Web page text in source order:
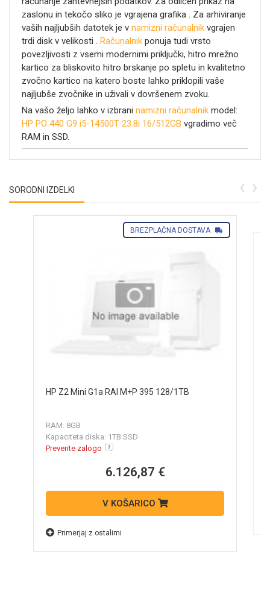
zaslonu in tekočo sliko je vgrajena grafika . Za arhiviranje
vaših najljubših datotek je v namizni računalnik vgrajen
trdi disk v velikosti . Računalnik ponuja tudi vrsto
povezljivosti z vsemi modernimi priključki, hitro mrežno
kartico za bliskovito hitro brskanje po spletu in kvalitetno
zvočno kartico na katero boste lahko priklopili vaše
najljubše zvočnike in uživali v dovršenem zvoku.
Na vašo željo lahko v izbrani namizni računalnik model:
HP PO 440 G9 i5-14500T 23.8i 16/512GB vgradimo več
RAM in SSD.
SORODNI IZDELKI
BREZPLAČNA DOSTAVA
HP Z2 Mini G1a RAI M+P 395 128/1TB
RAM: 8GB
Kapaciteta diska: 1TB SSD
Preverite zalogo
6.126,87 €
V KOŠARICO
Primerjaj z ostalimi
‹ ›